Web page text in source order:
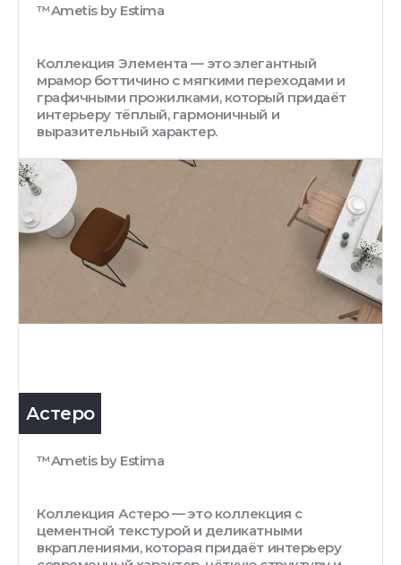
™Ametis by Estima
Коллекция Элемента — это элегантный
мрамор боттичино с мягкими переходами и
графичными прожилками, который придаёт
интерьеру тёплый, гармоничный и
выразительный характер.
Астеро
™Ametis by Estima
Коллекция Астеро — это коллекция с
цементной текстурой и деликатными
вкраплениями, которая придаёт интерьеру